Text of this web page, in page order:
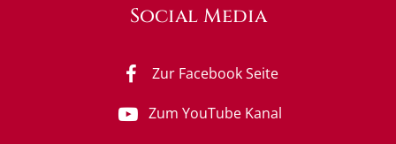
Social Media
Zur Facebook Seite
Zum YouTube Kanal